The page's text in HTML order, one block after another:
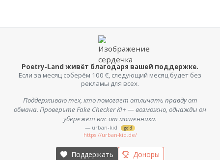
Poetry-Land живёт благодаря вашей поддержке.
Если за месяц соберём 100 €, следующий месяц будет без
рекламы для всех.
Поддерживаю тех, кто помогает отличать правду от
обмана. Проверьте Fake Checker KI+ — возможно, однажды он
убережёт вас от мошенника.
— urban-kid gold
https://urban-kid.de/
Поддержать Доноры